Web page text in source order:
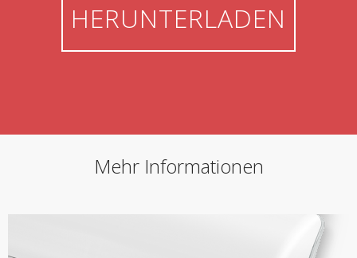
HERUNTERLADEN
Mehr Informationen